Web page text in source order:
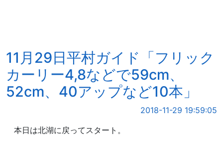
11月29日平村ガイド「フリック
カーリー4,8などで59cm、
52cm、40アップなど10本」
2018-11-29 19:59:05
本日は北湖に戻ってスタート。